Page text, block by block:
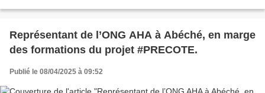
Représentant de l’ONG AHA à Abéché, en marge
des formations du projet #PRECOTE.
Publié le 08/04/2025 à 09:52